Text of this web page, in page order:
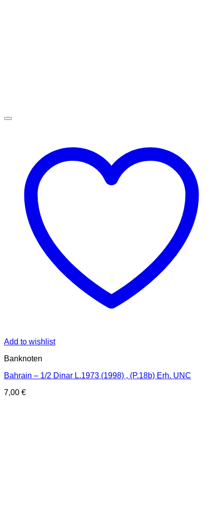
Add to wishlist
Banknoten
Bahrain – 1/2 Dinar L.1973 (1998) , (P.18b) Erh. UNC
7,00 €